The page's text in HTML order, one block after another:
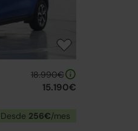
18.990€
15.190€
Desde 256€/mes